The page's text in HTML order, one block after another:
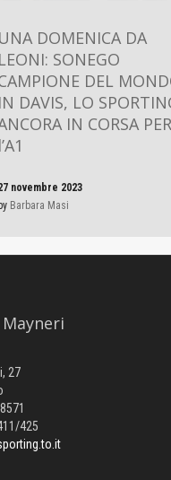
UNA DOMENICA DA
LEONI: SONEGO
DEL
IN DAVIS, LO
IN CORSA PER
l’A1
novembre 2023
by Barbara Masi
27
425